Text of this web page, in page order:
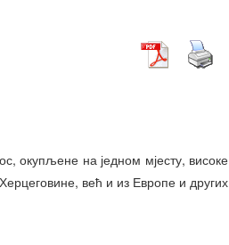
окупљене на једном мјесту, високе
већ и из Европе и других